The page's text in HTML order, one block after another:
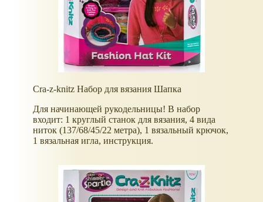
Cra-z-knitz Набор для вязания Шапка
Для начинающей рукодельницы! В набор
входит: 1 круглый станок для вязания, 4 вида
ниток (137/68/45/22 метра), 1 вязальный крючок,
1 вязальная игла, инструкция.